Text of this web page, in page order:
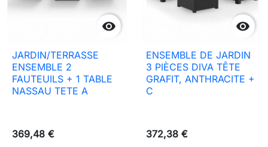

JARDIN/TERRASSE
ENSEMBLE 2
FAUTEUILS + 1 TABLE
NASSAU TETE A
369,48 €

ENSEMBLE DE JARDIN
3 PIÈCES DIVA TÊTE
GRAFIT, ANTHRACITE +
C
372,38 €